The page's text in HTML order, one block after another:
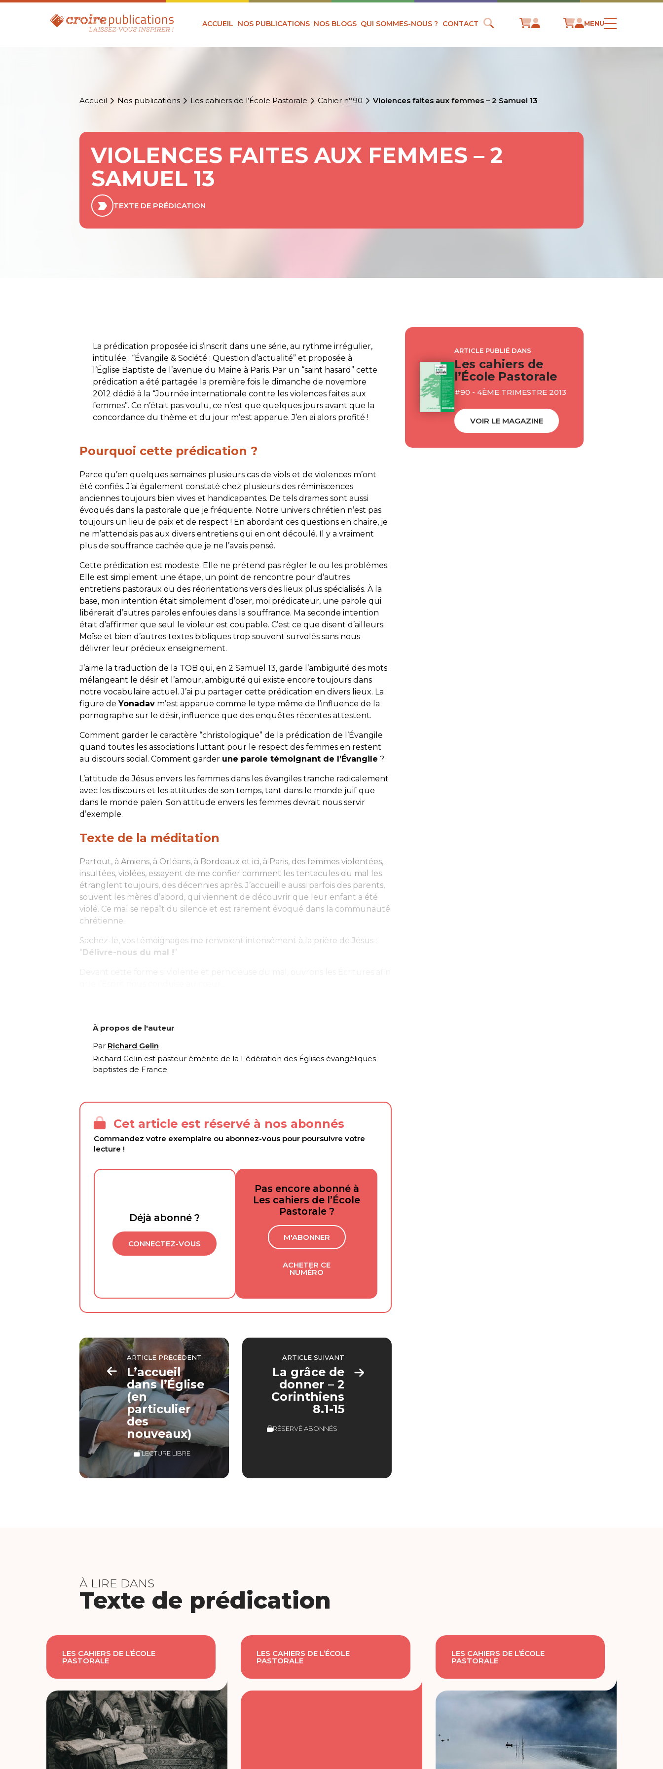
ACCUEIL NOS PUBLICATIONS NOS BLOGS QUI SOMMES-NOUS ? CONTACT MENU
Accueil Nos publications Les cahiers de l’École Pastorale Cahier n°90 Violences faites aux femmes – 2 Samuel 13
VIOLENCES FAITES AUX FEMMES – 2
SAMUEL 13
TEXTE DE PRÉDICATION
La prédication proposée ici s’inscrit dans une série, au rythme irrégulier,
intitulée : “Évangile & Société : Question d’actualité” et proposée à
l’Église Baptiste de l’avenue du Maine à Paris. Par un “saint hasard” cette
prédication a été partagée la première fois le dimanche de novembre
2012 dédié à la “Journée internationale contre les violences faites aux
femmes”. Ce n’était pas voulu, ce n’est que quelques jours avant que la
concordance du thème et du jour m’est apparue. J’en ai alors profité !
Pourquoi cette prédication ?
Parce qu’en quelques semaines plusieurs cas de viols et de violences m’ont
été confiés. J’ai également constaté chez plusieurs des réminiscences
anciennes toujours bien vives et handicapantes. De tels drames sont aussi
évoqués dans la pastorale que je fréquente. Notre univers chrétien n’est pas
toujours un lieu de paix et de respect ! En abordant ces questions en chaire, je
ne m’attendais pas aux divers entretiens qui en ont découlé. Il y a vraiment
plus de souffrance cachée que je ne l’avais pensé.
Cette prédication est modeste. Elle ne prétend pas régler le ou les problèmes.
Elle est simplement une étape, un point de rencontre pour d’autres
entretiens pastoraux ou des réorientations vers des lieux plus spécialisés. À la
base, mon intention était simplement d’oser, moi prédicateur, une parole qui
libérerait d’autres paroles enfouies dans la souffrance. Ma seconde intention
était d’affirmer que seul le violeur est coupable. C’est ce que disent d’ailleurs
Moïse et bien d’autres textes bibliques trop souvent survolés sans nous
délivrer leur précieux enseignement.
J’aime la traduction de la TOB qui, en 2 Samuel 13, garde l’ambiguïté des mots
mélangeant le désir et l’amour, ambiguïté qui existe encore toujours dans
notre vocabulaire actuel. J’ai pu partager cette prédication en divers lieux. La
figure deYonadav m’est apparue comme le type même de l’influence de la
pornographie sur le désir, influence que des enquêtes récentes attestent.
Comment garder le caractère “christologique” de la prédication de l’Évangile
quand toutes les associations luttant pour le respect des femmes en restent
au discours social. Comment garder une parole témoignant de l’Évangile ?
L’attitude de Jésus envers les femmes dans les évangiles tranche radicalement
avec les discours et les attitudes de son temps, tant dans le monde juif que
dans le monde païen. Son attitude envers les femmes devrait nous servir
d’exemple.
Texte de la méditation
Partout, à Amiens, à Orléans, à Bordeaux et ici, à Paris, des femmes violentées,
insultées, violées, essayent de me confier comment les tentacules du mal les
étranglent toujours, des décennies après. J’accueille aussi parfois des parents,
souvent les mères d’abord, qui viennent de découvrir que leur enfant a été
violé. Ce mal se repaît du silence et est rarement évoqué dans la communauté
chrétienne.
Sachez-le, vos témoignages me renvoient intensément à la prière de Jésus :
“Délivre-nous du mal !”
À propos de l'auteur
Par Richard Gelin
Richard Gelin est pasteur émérite de la Fédération des Églises évangéliques
baptistes de France.
Cet article est réservé à nos abonnés
Commandez votre exemplaire ou abonnez-vous pour poursuivre votre
lecture !
Déjà abonné ?
CONNECTEZ-VOUS
Pas encore abonné à
Les cahiers de l’École
Pastorale ?
M'ABONNER
ACHETER CE
NUMÉRO
ARTICLE PRÉCÉDENT
L’accueil
dans l’Église
(en
particulier
des
nouveaux)
LECTURE LIBRE
ARTICLE SUIVANT
La grâce de
donner – 2
Corinthiens
8.1-15
RÉSERVÉ ABONNÉS
ARTICLE PUBLIÉ DANS
Les cahiers de
l’École Pastorale
#90 - 4ÈME TRIMESTRE 2013
VOIR LE MAGAZINE
À LIRE DANS
Texte de prédication
LES CAHIERS DE L’ÉCOLE
PASTORALE
LES CAHIERS DE L’ÉCOLE
PASTORALE
LES CAHIERS DE L’ÉCOLE
PASTORALE